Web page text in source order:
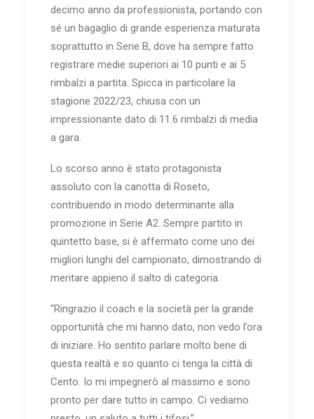
decimo anno da professionista, portando con
sé un bagaglio di grande esperienza maturata
soprattutto in Serie B, dove ha sempre fatto
registrare medie superiori ai 10 punti e ai 5
rimbalzi a partita. Spicca in particolare la
stagione 2022/23, chiusa con un
impressionante dato di 11.6 rimbalzi di media
a gara.
Lo scorso anno è stato protagonista
assoluto con la canotta di Roseto,
contribuendo in modo determinante alla
promozione in Serie A2. Sempre partito in
quintetto base, si è affermato come uno dei
migliori lunghi del campionato, dimostrando di
meritare appieno il salto di categoria.
“Ringrazio il coach e la società per la grande
opportunità che mi hanno dato, non vedo l’ora
di iniziare. Ho sentito parlare molto bene di
questa realtà e so quanto ci tenga la città di
Cento. Io mi impegnerò al massimo e sono
pronto per dare tutto in campo. Ci vediamo